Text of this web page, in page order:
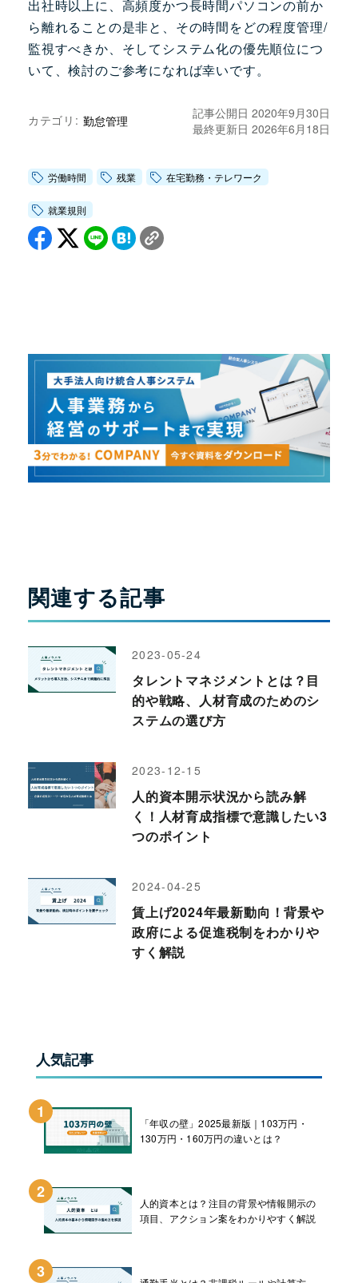
出社時以上に、高頻度かつ長時間パソコンの前か
ら離れることの是非と、その時間をどの程度管理/
監視すべきか、そしてシステム化の優先順位につ
いて、検討のご参考になれば幸いです。
カテゴリ: 勤怠管理
記事公開日 2020年9月30日
最終更新日 2026年6月18日
労働時間 残業 在宅勤務・テレワーク
就業規則
関連する記事
2023-05-24
タレントマネジメントとは？目
的や戦略、人材育成のためのシ
ステムの選び方
2023-12-15
人的資本開示状況から読み解
く！人材育成指標で意識したい3
つのポイント
2024-04-25
賃上げ2024年最新動向！背景や
政府による促進税制をわかりや
すく解説
人気記事
1
「年収の壁」2025最新版｜103万円・
130万円・160万円の違いとは？
2
人的資本とは？注目の背景や情報開示の
項目、アクション案をわかりやすく解説
3